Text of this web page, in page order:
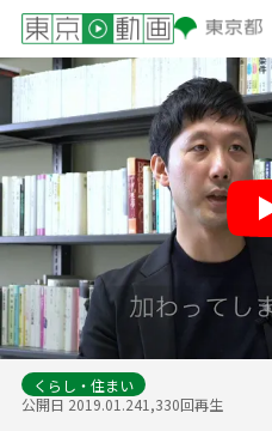
Play
くらし・住まい
公開日 2019.01.241,330回再生